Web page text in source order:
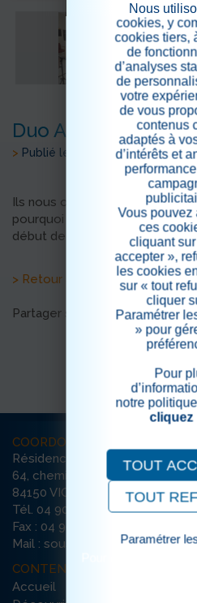
Duo Antidote
> Publié le 21/04/2024
Ils nous ont fait beaucoup rire
pourquoi nous les avons
début de printemps.
> Retour aux actualités
Partager sur les réseaux
COORDONNÉES
Résidence La Sousto
64, chemin des Violettes
84150 VIOLÈS
Tél. 04 90 70 99 00
Fax : 04 90 70 99 22
Mail : sousto-violes@ehpad-
CONTENU DU SITE
Accueil
Nous
cookies, y
cookies tiers,
de
d’analyses
de
votre
de vous
contenus
adaptés à
d’intérêts et
Vous pouvez
ces
cliquant
accepter »,
les cookies
sur « tout
cliquer
Paramétrer
» pour
Pour
notre
cliquez
TOUT
TOUT
Paramétrer